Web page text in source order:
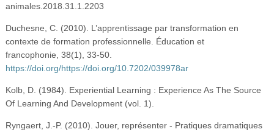
animales.2018.31.1.2203
Duchesne, C. (2010). L’apprentissage par transformation en
contexte de formation professionnelle. Éducation et
francophonie, 38(1), 33-50.
https://doi.org/https://doi.org/10.7202/039978ar
Kolb, D. (1984). Experiential Learning : Experience As The Source
Of Learning And Development (vol. 1).
Ryngaert, J.-P. (2010). Jouer, représenter - Pratiques dramatiques